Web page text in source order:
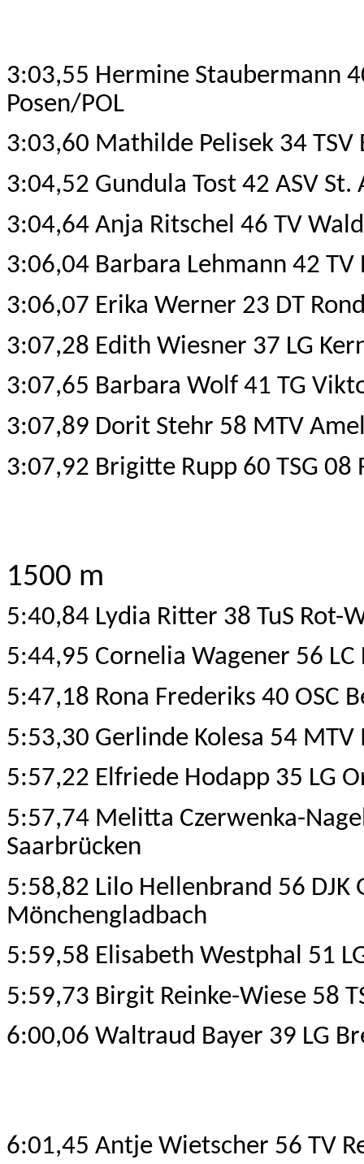
3:03,55 Hermine Staubermann
Posen/POL
3:03,60 Mathilde Pelisek 34
3:04,52 Gundula Tost 42 ASV
3:04,64 Anja Ritschel 46 TV
3:06,04 Barbara Lehmann 42
3:06,07 Erika Werner 23 DT
3:07,28 Edith Wiesner 37 LG
3:07,65 Barbara Wolf 41 TG
3:07,89 Dorit Stehr 58 MTV
3:07,92 Brigitte Rupp 60 TSG
1500 m
5:40,84 Lydia Ritter 38 TuS Rot-
5:44,95 Cornelia Wagener 56
5:47,18 Rona Frederiks 40 OSC
5:53,30 Gerlinde Kolesa 54
5:57,22 Elfriede Hodapp 35 LG
5:57,74 Melitta Czerwenka-
Saarbrücken
5:58,82 Lilo Hellenbrand 56
Mönchengladbach
5:59,58 Elisabeth Westphal 51
5:59,73 Birgit Reinke-Wiese 58
6:00,06 Waltraud Bayer 39 LG
6:01,45 Antje Wietscher 56 TV